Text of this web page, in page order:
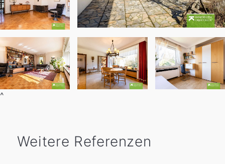
^
Weitere Referenzen